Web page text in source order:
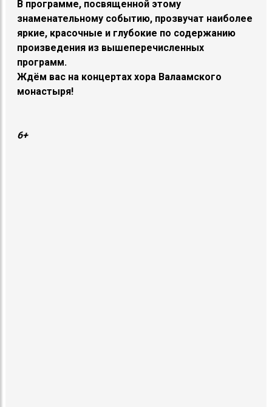
В программе, посвященной этому
знаменательному событию, прозвучат наиболее
яркие, красочные и глубокие по содержанию
произведения из вышеперечисленных
программ.
Ждём вас на концертах хора Валаамского
монастыря!
6+